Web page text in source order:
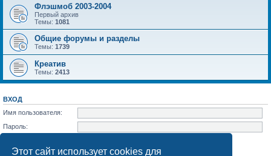
Этот сайт использует cookies для
Флэшмоб 2003-2004
Первый архив
Темы: 1081
Общие форумы и разделы
Темы: 1739
Креатив
Темы: 2413
ВХОД
Имя пользователя:
Пароль: